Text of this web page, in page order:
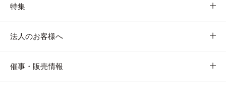
特集
法人のお客様へ
催事・販売情報